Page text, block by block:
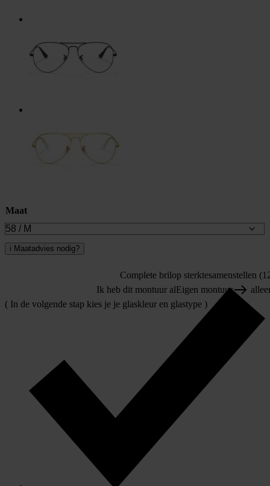
Maat
i Maatadvies nodig?
Complete brilop sterktesamenstellen
Ik heb dit montuur alEigen montuur
( In de volgende stap kies je je glaskleur en glastype )